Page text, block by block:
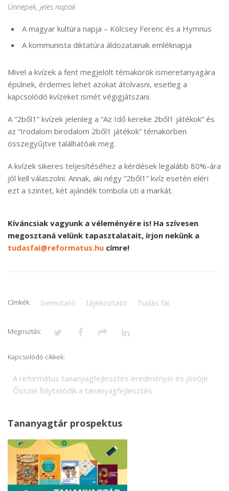
Ünnepek, jeles napok
A magyar kultúra napja – Kölcsey Ferenc és a Hymnus
A kommunista diktatúra áldozatainak emléknapja
Mivel a kvízek a fent megjelölt témakörök ismeretanyagára
épülnek, érdemes lehet azokat átolvasni, esetleg a
kapcsolódó kvízeket ismét végigjátszani.
A “2ből1” kvízek jelenleg a “Az Idő kereke 2ből1 játékok” és
az “Irodalom birodalom 2ből1 játékok” témakörben
összegyűjtve találhatóak meg.
A kvízek sikeres teljesítéséhez a kérdések legalább 80%-ára
jól kell válaszolni. Annak, aki négy “2ből1” kvíz esetén eléri
ezt a szintet, két ajándék tombola üti a markát.
Kíváncsiak vagyunk a véleményére is! Ha szívesen
megosztaná velünk tapasztalatait, írjon nekünk a
tudasfai@reformatus.hu címre!
Címkék: bemutató tájékoztató Tudás fái
Megosztás:
Kapcsolódó cikkek:
A református tananyagfejlesztés eredményei és jövője
Ősszel folytatódik a tananyagfejlesztés
Tananyagtár prospektus